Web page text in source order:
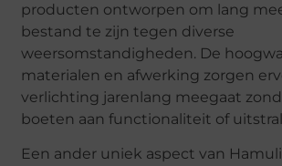
producten ontworpen om lang
bestand te zijn tegen diverse
weersomstandigheden. De
materialen en afwerking zorgen
verlichting jarenlang meegaat
boeten aan functionaliteit of
Een ander uniek aspect van